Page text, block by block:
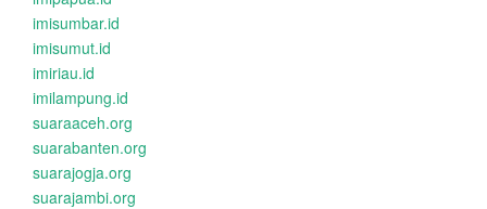
imisumbar.id
imisumut.id
imiriau.id
imilampung.id
suaraaceh.org
suarabanten.org
suarajogja.org
suarajambi.org